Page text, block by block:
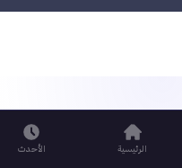
الرئيسية الأحدث